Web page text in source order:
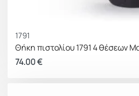
1791
Θήκη πιστολίου 1791 4 θέσεων
74.00€